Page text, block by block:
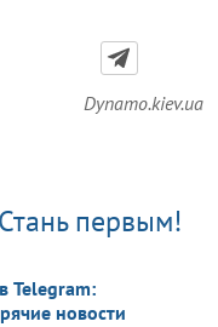
Dynamo.kiev.ua
первым!
Telegram:
новости